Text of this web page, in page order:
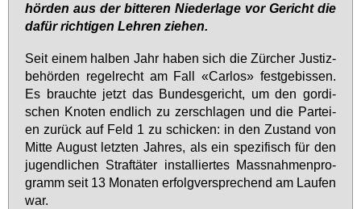
hör­den aus der bit­te­ren Nie­der­la­ge vor Ge­richt die
da­für rich­ti­gen Leh­ren zie­hen.
Seit ei­nem hal­ben Jahr ha­ben sich die Zür­cher Jus­tiz­
be­hör­den re­gel­recht am Fall «Car­los» fest­ge­bis­sen.
Es brauch­te jetzt das Bun­des­ge­richt, um den gor­di­
schen Kno­ten end­lich zu zer­schla­gen und die Par­tei­
en zu­rück auf Feld 1 zu schi­cken: in den Zu­stand von
Mit­te Au­gust letz­ten Jah­res, als ein spe­zi­fisch für den
ju­gend­li­chen Straf­tä­ter in­stal­lier­tes Mass­nah­men­pro­
gramm seit 13 Mo­na­ten er­folg­ver­spre­chend am Lau­fen
war.